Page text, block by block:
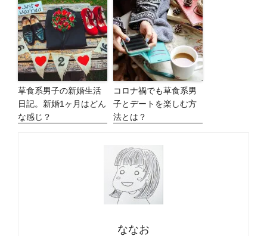
草食系男子の新婚生活
日記。新婚1ヶ月はどん
な感じ？
コロナ禍でも草食系男
子とデートを楽しむ方
法とは？
ななお